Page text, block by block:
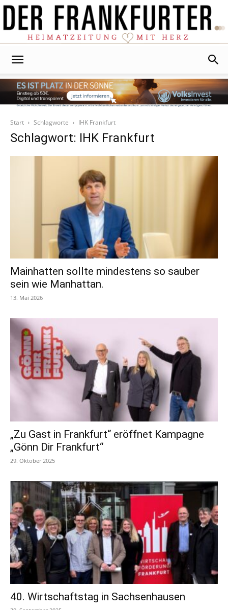
Start
Schlagworte IHK Frankfurt
Schlagwort: IHK Frankfurt
Mainhatten sollte mindestens so sauber
sein wie Manhattan.
13. Mai 2026
„Zu Gast in Frankfurt“ eröffnet Kampagne
„Gönn Dir Frankfurt“
29. Oktober 2025
40. Wirtschaftstag in Sachsenhausen